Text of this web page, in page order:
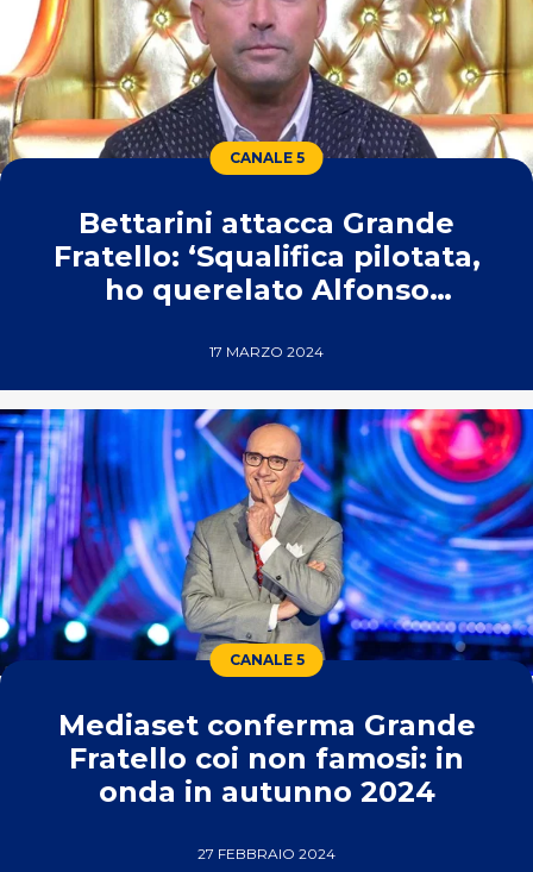
CANALE 5
Bettarini attacca Grande
Fratello: ‘Squalifica pilotata,
ho querelato Alfonso
17 MARZO 2024
CANALE 5
Mediaset conferma Grande
Fratello coi non famosi: in
onda in autunno 2024
27 FEBBRAIO 2024